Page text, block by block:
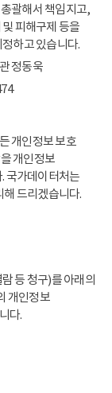
괄해서 책임지고,
피해구제 등을
하고 있습니다.
정동욱
개인정보 보호
개인정보
국가데이터처는
드리겠습니다.
등 청구)를 아래의
개인정보
다.